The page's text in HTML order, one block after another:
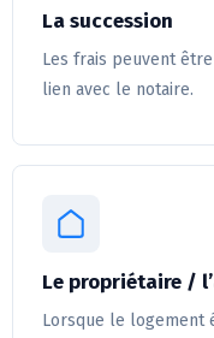
La succession
Les frais peuvent
lien avec le notaire.
Le propriétaire /
Lorsque le logement